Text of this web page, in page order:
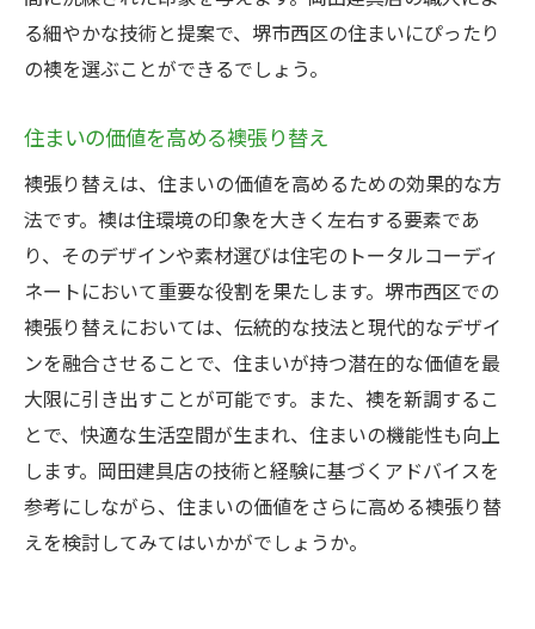
る細やかな技術と提案で、堺市西区の住まいにぴったり
の襖を選ぶことができるでしょう。
住まいの価値を高める襖張り替え
襖張り替えは、住まいの価値を高めるための効果的な方
法です。襖は住環境の印象を大きく左右する要素であ
り、そのデザインや素材選びは住宅のトータルコーディ
ネートにおいて重要な役割を果たします。堺市西区での
襖張り替えにおいては、伝統的な技法と現代的なデザイ
ンを融合させることで、住まいが持つ潜在的な価値を最
大限に引き出すことが可能です。また、襖を新調するこ
とで、快適な生活空間が生まれ、住まいの機能性も向上
します。岡田建具店の技術と経験に基づくアドバイスを
参考にしながら、住まいの価値をさらに高める襖張り替
えを検討してみてはいかがでしょうか。